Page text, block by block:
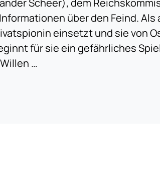
Scheer), dem
über den Feind. Als
einsetzt und sie von
für sie ein gefährliches
…